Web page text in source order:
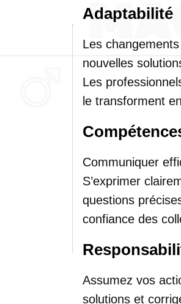
Adaptabilité
Les
nouvelles
Les
le transforment
Communiquer
S’exprimer
questions
confiance des
Assumez vos
solutions et